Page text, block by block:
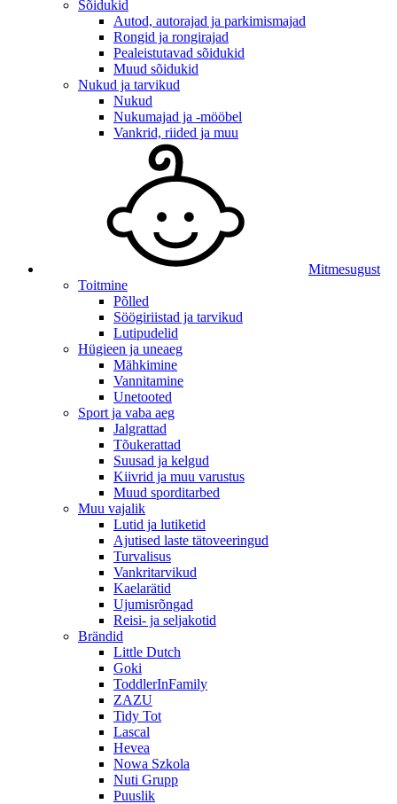
Sõidukid
Autod, autorajad ja parkimismajad
Rongid ja rongirajad
Pealeistutavad sõidukid
Muud sõidukid
Nukud ja tarvikud
Nukud
Nukumajad ja -mööbel
Vankrid, riided ja muu
Mitmesugust
Toitmine
Põlled
Söögiriistad ja tarvikud
Lutipudelid
Hügieen ja uneaeg
Mähkimine
Vannitamine
Unetooted
Sport ja vaba aeg
Jalgrattad
Tõukerattad
Suusad ja kelgud
Kiivrid ja muu varustus
Muud sporditarbed
Muu vajalik
Lutid ja lutiketid
Ajutised laste tätoveeringud
Turvalisus
Vankritarvikud
Kaelarätid
Ujumisrõngad
Reisi- ja seljakotid
Brändid
Little Dutch
Goki
ToddlerInFamily
ZAZU
Tidy Tot
Lascal
Hevea
Nowa Szkola
Nuti Grupp
Puuslik